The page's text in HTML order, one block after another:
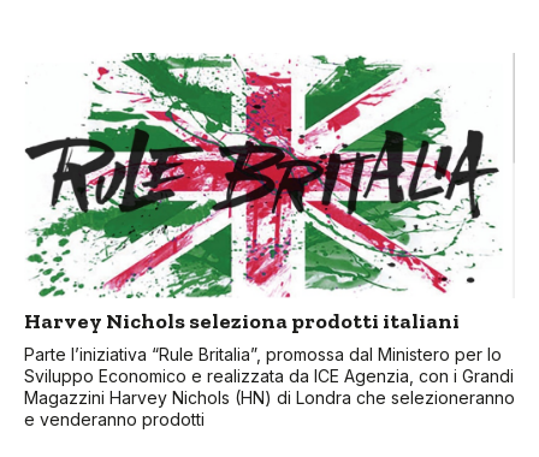
Harvey Nichols seleziona prodotti italiani
Parte l’iniziativa “Rule Britalia”, promossa dal Ministero per lo
Sviluppo Economico e realizzata da ICE Agenzia, con i Grandi
Magazzini Harvey Nichols (HN) di Londra che selezioneranno
e venderanno prodotti